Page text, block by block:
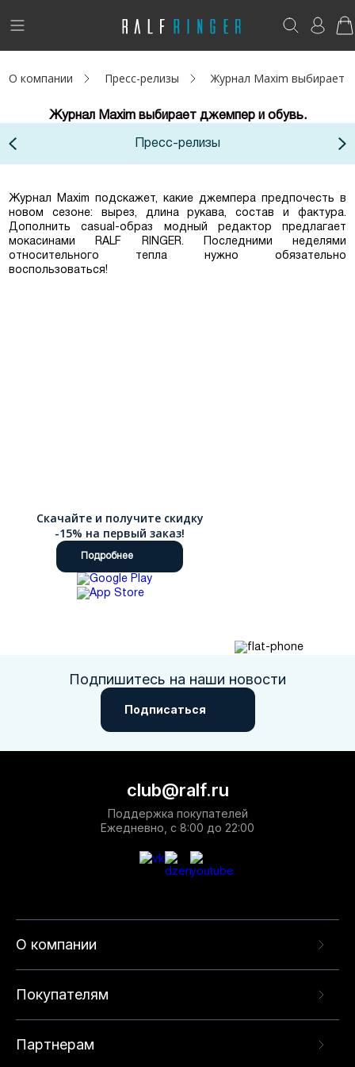
!
Новинки
Женщинам
Детям
Капсула
Аутлет
О компании
Покупателям
Возникли вопросы? - club@ralf.ru
О компании Пресс-релизы Журнал Maxim выбирает
Журнал Maxim выбирает джемпер и обувь.
Пресс-релизы
Журнал Maxim подскажет, какие джемпера предпочесть в
новом сезоне: вырез, длина рукава, состав и фактура.
Дополнить casual-образ модный редактор предлагает
мокасинами RALF RINGER. Последними неделями
относительного тепла нужно обязательно
воспользоваться!
Скачайте и получите скидку
-15% на первый заказ!
Подробнее
Подпишитесь на наши новости
Подписаться
О компании
Покупателям
Партнерам
club@ralf.ru
Поддержка покупателей
Ежедневно, с 8:00 до 22:00